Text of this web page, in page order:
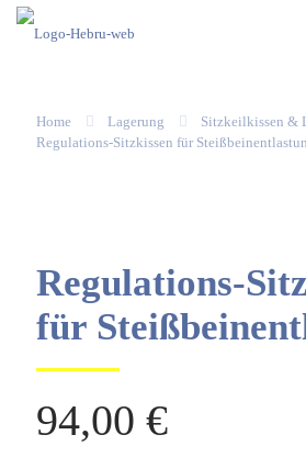
Home Lagerung
Sitzkeilkissen &
Regulations-Sitzkissen für
Regulations-
für
94,00 €